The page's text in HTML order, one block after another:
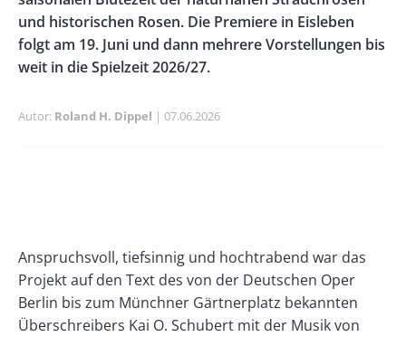
und historischen Rosen. Die Premiere in Eisleben
folgt am 19. Juni und dann mehrere Vorstellungen bis
weit in die Spielzeit 2026/27.
Autor Roland H. Dippel Publikationsdatum
07.06.2026
Right
Paragraphs
Text
Anspruchsvoll, tiefsinnig und hochtrabend war das
Projekt auf den Text des von der Deutschen Oper
Berlin bis zum Münchner Gärtnerplatz bekannten
Überschreibers Kai O. Schubert mit der Musik von